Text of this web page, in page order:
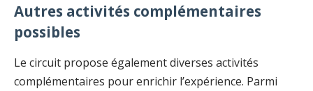
Autres activités complémentaires
possibles
Le circuit propose également diverses activités
complémentaires pour enrichir l’expérience. Parmi